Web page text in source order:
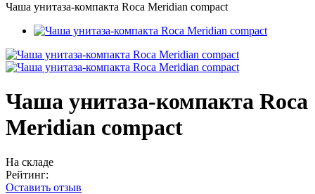
Чаша унитаза-компакта Roca Meridian compact
Чаша унитаза-компакта Roca
Meridian compact
На складе
Рейтинг:
Оставить отзыв